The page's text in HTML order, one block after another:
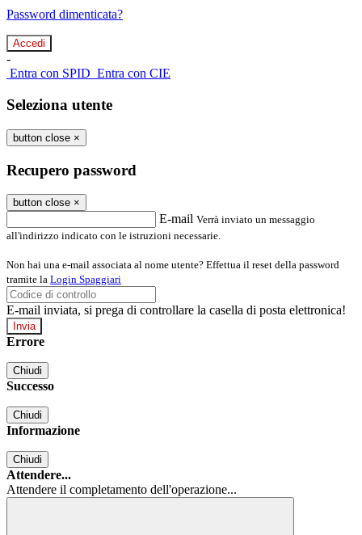
Password dimenticata?
-
Entra con SPID Entra con CIE
Seleziona utente
button close ×
Recupero password
button close ×
E-mail Verrà inviato un messaggio
all'indirizzo indicato con le istruzioni necessarie.
Non hai una e-mail associata al nome utente? Effettua il reset della password
tramite la Login Spaggiari
E-mail inviata, si prega di controllare la casella di posta elettronica!
Errore
Chiudi
Successo
Chiudi
Informazione
Chiudi
Attendere...
Attendere il completamento dell'operazione...